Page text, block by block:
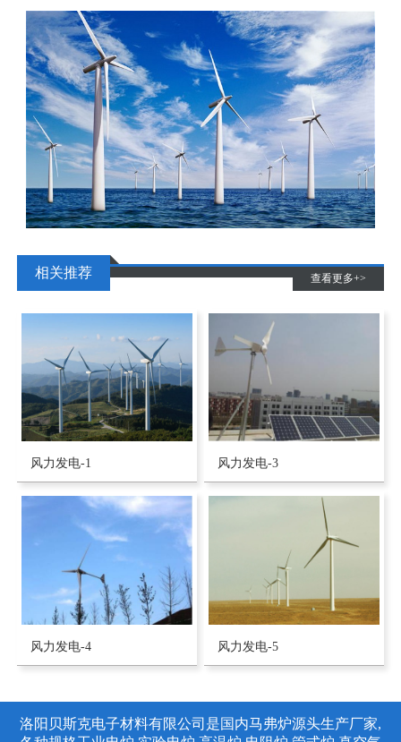
相关推荐 查看更多+>
风力发电-1 风力发电-3
风力发电-4 风力发电-5
洛阳贝斯克电子材料有限公司是国内马弗炉源头生产厂家,